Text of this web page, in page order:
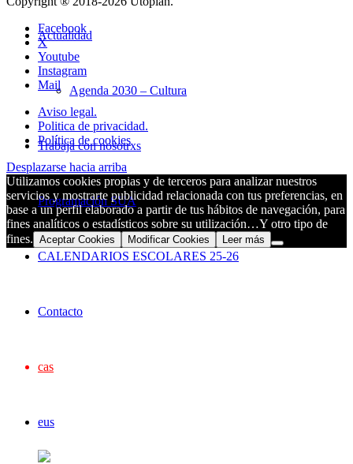
Actualidad
Agenda 2030 – Cultura
Trabaja con nosotrxs
Programación SUA
CALENDARIOS ESCOLARES 25-26
Contacto
cas
eus
Facebook
X
Youtube
Instagram
Mail
Aviso legal.
Politica de privacidad.
Política de cookies
Desplazarse hacia arriba
Utilizamos cookies propias y de terceros para analizar nuestros
servicios y mostrarte publicidad relacionada con tus preferencias, en
base a un perfil elaborado a partir de tus hábitos de navegación, para
fines analíticos o estadísticos sobre su utilización…Y otro tipo de
fines. Aceptar Cookies Modificar Cookies Leer más